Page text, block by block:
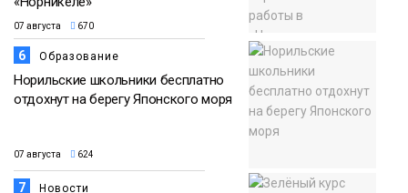
07 августа 670
6 Образование
Норильские школьники бесплатно
отдохнут на берегу Японского моря
07 августа 624
7 Новости